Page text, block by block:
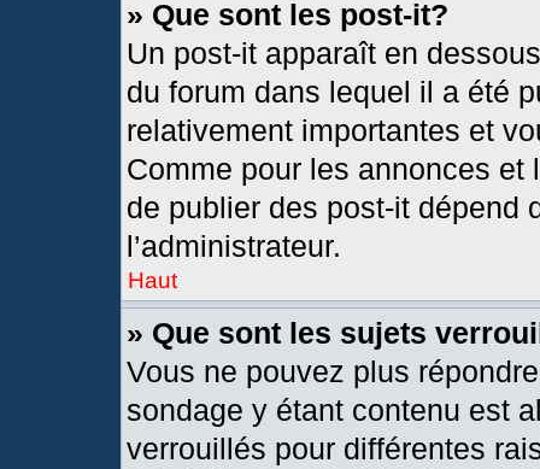
» Que sont les post-it?
Un post-it apparaît en
du forum dans lequel il a été
relativement importantes et
Comme pour les annonces
de publier des post-it dépend
l’administrateur.
Haut
» Que sont les sujets
Vous ne pouvez plus
sondage y étant contenu est
verrouillés pour différentes